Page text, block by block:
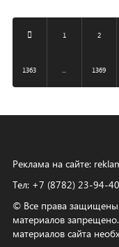
1 2
1363 1369
Реклама на сайте:
Тел: +7 (8782) 23‑94‑40
© Все права
материалов
материалов сайта